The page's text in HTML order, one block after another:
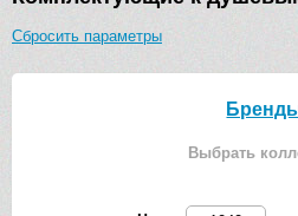
Сбросить параметры
Выбрать